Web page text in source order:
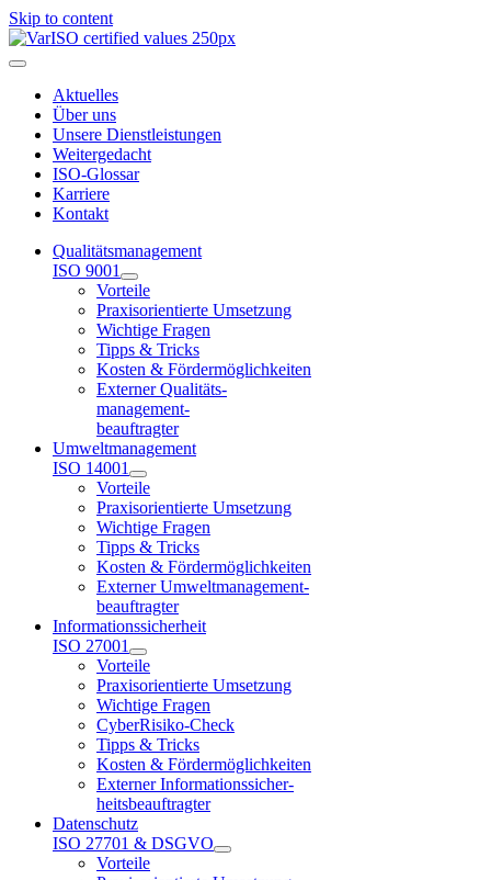
Skip to content
Aktuelles
Über uns
Unsere Dienstleistungen
Weitergedacht
ISO-Glossar
Karriere
Kontakt
Qualitätsmanagement
ISO 9001
Vorteile
Praxisorientierte Umsetzung
Wichtige Fragen
Tipps & Tricks
Kosten & Fördermöglichkeiten
Externer Qualitäts-
management-
beauftragter
Umweltmanagement
ISO 14001
Vorteile
Praxisorientierte Umsetzung
Wichtige Fragen
Tipps & Tricks
Kosten & Fördermöglichkeiten
Externer Umweltmanagement-
beauftragter
Informationssicherheit
ISO 27001
Vorteile
Praxisorientierte Umsetzung
Wichtige Fragen
CyberRisiko-Check
Tipps & Tricks
Kosten & Fördermöglichkeiten
Externer Informationssicher-
heitsbeauftragter
Datenschutz
ISO 27701 & DSGVO
Vorteile